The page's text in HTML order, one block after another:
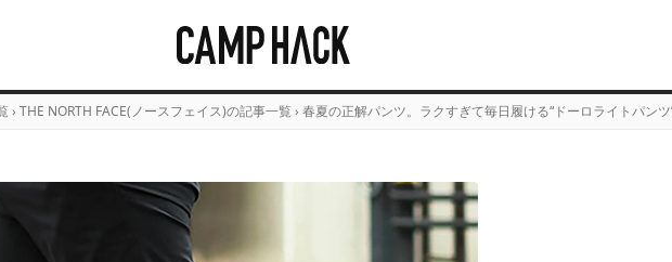
› THE NORTH FACE(ノースフェイス)の記事一覧 › 春夏の正解パンツ。ラクすぎて毎日履ける“ドーロライトパン